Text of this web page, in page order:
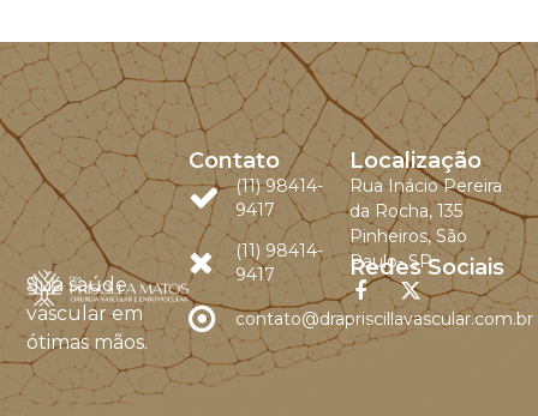
Sua saúde
vascular em
ótimas mãos.
Contato
(11) 98414-
9417
(11) 98414-
9417
contato@drapriscillavascular.com.br
Localização
Rua Inácio Pereira
da Rocha, 135
Pinheiros, São
Paulo- SP
Redes Sociais